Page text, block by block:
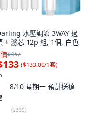
水壓調節 3WAY 過
+ 濾芯 12p 組, 1個, 白色
$467
($133.00/1套)
8/10 星期一 預計送達
(2339)